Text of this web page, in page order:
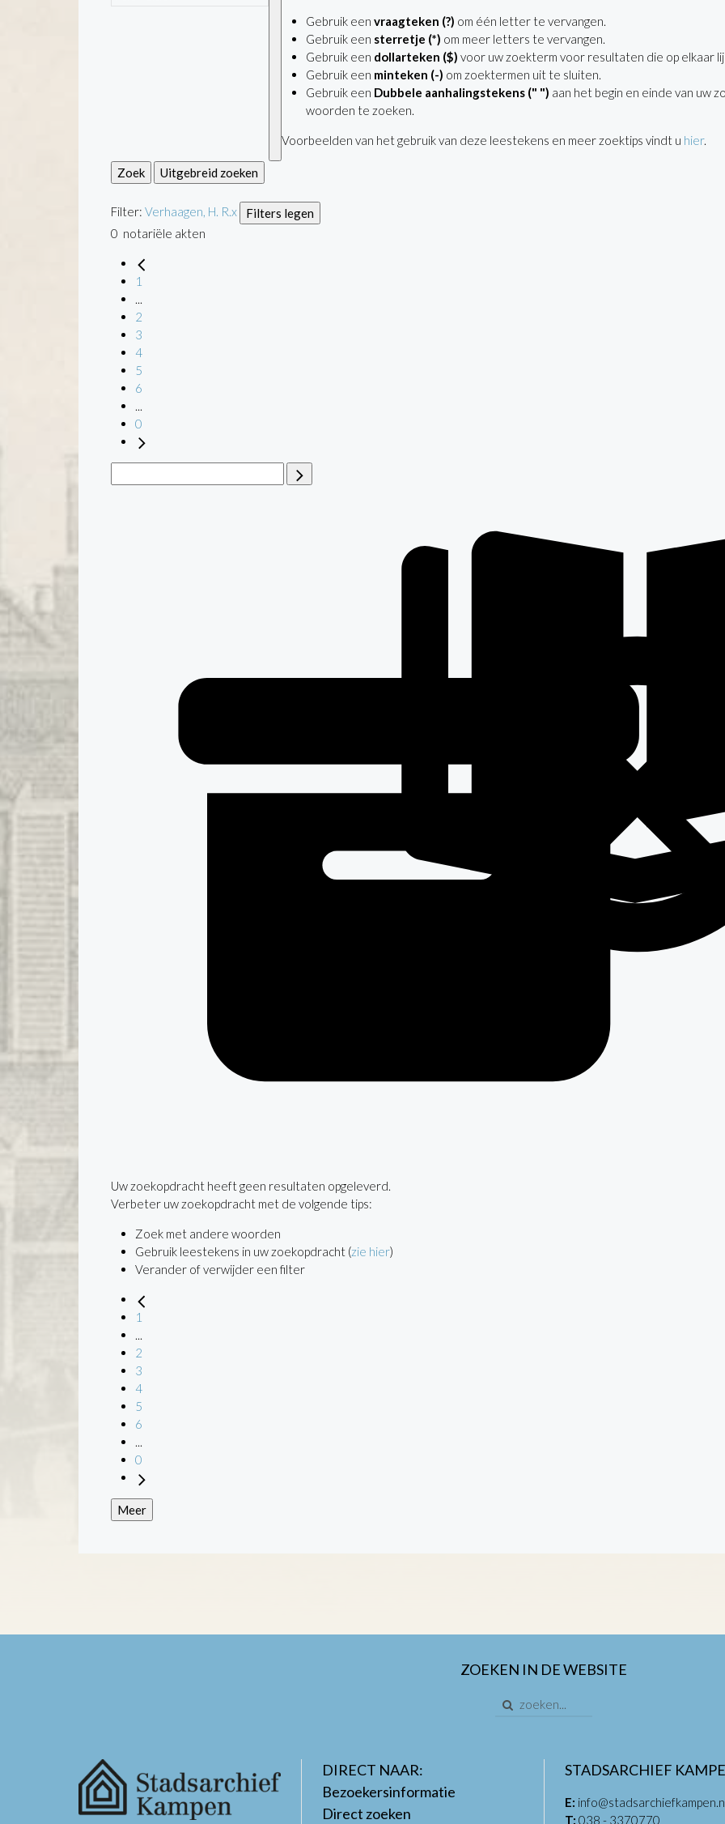
Gebruik een vraagteken (?) om één letter te vervangen.
Gebruik een sterretje (*) om meer letters te vervangen.
Gebruik een dollarteken ($) voor uw zoekterm voor resultaten die op elkaar
Gebruik een minteken (-) om zoektermen uit te sluiten.
Gebruik een Dubbele aanhalingstekens (" ") aan het begin en einde van uw
woorden te zoeken.
Voorbeelden van het gebruik van deze leestekens en meer zoektips vindt u hier.
Zoek Uitgebreid zoeken
Filter: Verhaagen, H. R.x
Filters legen
0 notariële akten
1
...
2
3
4
5
6
...
0
Uw zoekopdracht heeft geen resultaten opgeleverd.
Verbeter uw zoekopdracht met de volgende tips:
Zoek met andere woorden
Gebruik leestekens in uw zoekopdracht (zie hier)
Verander of verwijder een filter
1
...
2
3
4
5
6
...
0
Meer
ZOEKEN IN DE WEBSITE
DIRECT NAAR:
Bezoekersinformatie
Direct zoeken
STADSARCHIEF
E:
T: 038 - 3370770